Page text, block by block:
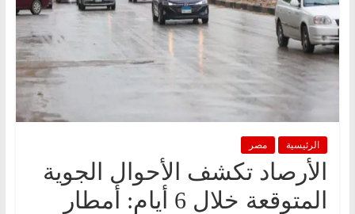
الرئيسية مصر
الأرصاد تكشف الأحوال الجوية
المتوقعة خلال 6 أيام: أمطار